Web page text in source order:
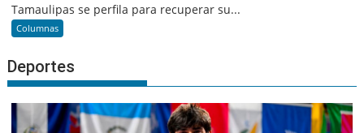
Tamaulipas se perfila para recuperar su...
Columnas
Deportes